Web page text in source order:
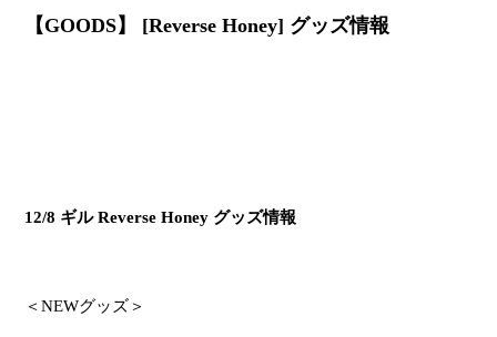
【GOODS】 [Reverse Honey] グッズ情報
12/8 ギルReverse Honey グッズ情報
＜NEWグッズ＞